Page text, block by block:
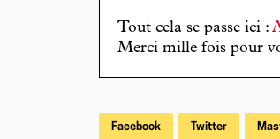
Tout cela se passe ici :
Merci mille fois pour
Facebook Twitter